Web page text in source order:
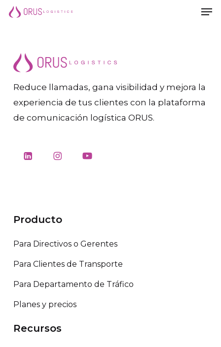
Saltar
principal
Reduce llamadas, gana visibilidad y mejora la
experiencia de tus clientes con la plataforma
de comunicación logística ORUS.
Producto
Para Directivos o Gerentes
Para Clientes de Transporte
Para Departamento de Tráfico
Planes y precios
Recursos
Menú